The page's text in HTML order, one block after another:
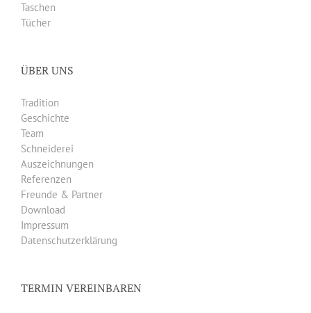
Taschen
Tücher
ÜBER UNS
Tradition
Geschichte
Team
Schneiderei
Auszeichnungen
Referenzen
Freunde & Partner
Download
Impressum
Datenschutzerklärung
TERMIN VEREINBAREN